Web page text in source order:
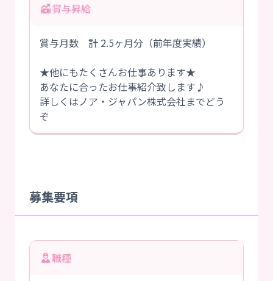
賞与昇給
賞与月数 計 2.5ヶ月分（前年度実績）
★他にもたくさんお仕事あります★
あなたに合ったお仕事紹介致します♪
詳しくはノア・ジャパン株式会社までどう
ぞ
募集要項
職種